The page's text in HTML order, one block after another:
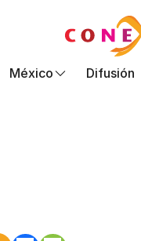
México Difusión